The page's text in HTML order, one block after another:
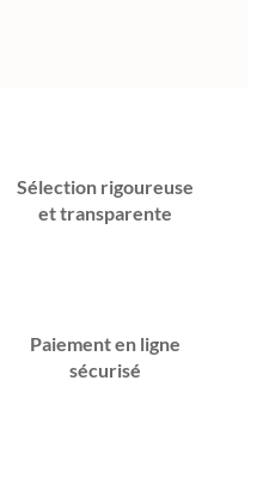
Sélection rigoureuse
et transparente
Paiement en ligne
sécurisé